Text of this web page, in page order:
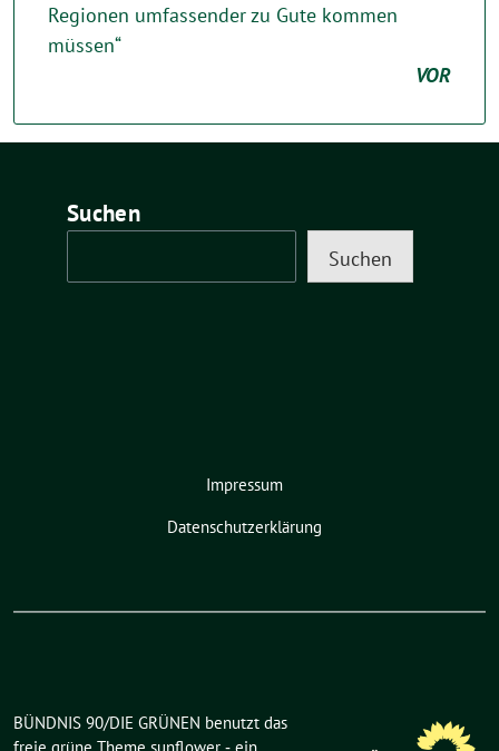
Regionen umfassender zu Gute kommen
müssen“
VOR
Suchen
Suchen
Impressum
Datenschutzerklärung
BÜNDNIS 90/DIE GRÜNEN benutzt das